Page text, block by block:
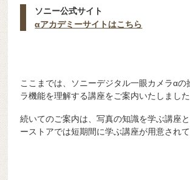
ソニー公式サイト
αアカデミーサイトはこちら
ここまでは、ソニーデジタル一眼カメラαの
ラ機能を理解する講座をご案内いたしました
続いてのご案内は、写真の知識を学ぶ講座
ーストアでは短期間に学ぶ講座が用意されて